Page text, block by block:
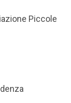
Piccole